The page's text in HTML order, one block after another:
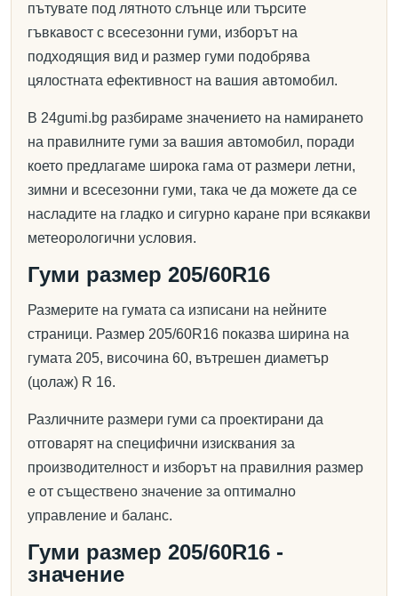
пътувате под лятното слънце или търсите
гъвкавост с всесезонни гуми, изборът на
подходящия вид и размер гуми подобрява
цялостната ефективност на вашия автомобил.
В 24gumi.bg разбираме значението на намирането
на правилните гуми за вашия автомобил, поради
което предлагаме широка гама от размери летни,
зимни и всесезонни гуми, така че да можете да се
насладите на гладко и сигурно каране при всякакви
метеорологични условия.
Гуми размер 205/60R16
Размерите на гумата са изписани на нейните
страници. Размер 205/60R16 показва ширина на
гумата 205, височина 60, вътрешен диаметър
(цолаж) R 16.
Различните размери гуми са проектирани да
отговарят на специфични изисквания за
производителност и изборът на правилния размер
е от съществено значение за оптимално
управление и баланс.
Гуми размер 205/60R16 -
значение